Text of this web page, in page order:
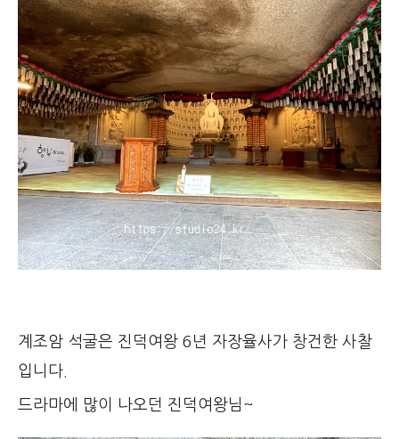
계조암 석굴은 진덕여왕 6년 자장율사가 창건한 사찰
입니다.
드라마에 많이 나오던 진덕여왕님~